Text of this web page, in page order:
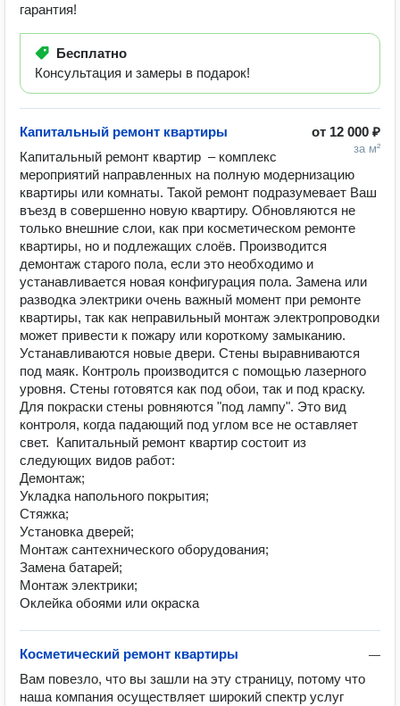
гарантия!
Бесплатно
Консультация и замеры в подарок!
от 12 000 ₽
за м²
Капитальный ремонт квартиры
Капитальный ремонт квартир  – комплекс
мероприятий направленных на полную модернизацию
квартиры или комнаты. Такой ремонт подразумевает Ваш
въезд в совершенно новую квартиру. Обновляются не
только внешние слои, как при косметическом ремонте
квартиры, но и подлежащих слоёв. Производится
демонтаж старого пола, если это необходимо и
устанавливается новая конфигурация пола. Замена или
разводка электрики очень важный момент при ремонте
квартиры, так как неправильный монтаж электропроводки
может привести к пожару или короткому замыканию.
Устанавливаются новые двери. Стены выравниваются
под маяк. Контроль производится с помощью лазерного
уровня. Стены готовятся как под обои, так и под краску.
Для покраски стены ровняются "под лампу". Это вид
контроля, когда падающий под углом все не оставляет
свет.  Капитальный ремонт квартир состоит из
следующих видов работ:
Демонтаж;
Укладка напольного покрытия;
Стяжка;
Установка дверей;
Монтаж сантехнического оборудования;
Замена батарей;
Монтаж электрики;
Оклейка обоями или окраска
—
Косметический ремонт квартиры
Вам повезло, что вы зашли на эту страницу, потому что
наша компания осуществляет широкий спектр услуг